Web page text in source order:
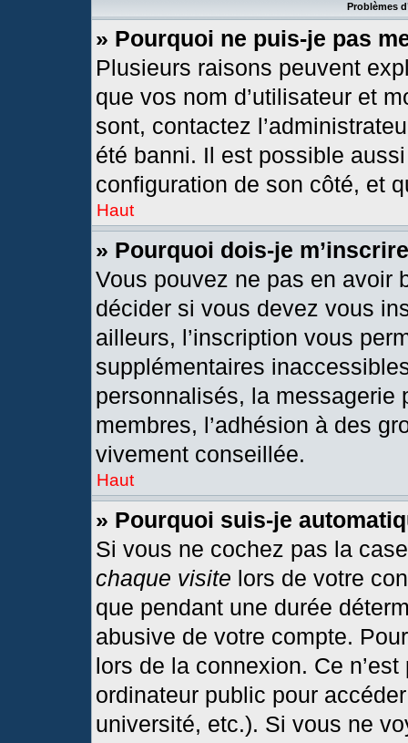
Problèmes
» Pourquoi ne puis-je pas
Plusieurs raisons peuvent
que vos nom d’utilisateur et
sont, contactez
été banni. Il est possible
configuration de son côté, et
Haut
» Pourquoi dois-je
Vous pouvez ne pas en avoir
décider si vous devez vous
ailleurs, l’inscription vous
supplémentaires
personnalisés, la messagerie
membres, l’adhésion à des
vivement conseillée.
Haut
» Pourquoi suis-je
Si vous ne cochez pas la
chaque visite lors de votre
que pendant une durée
abusive de votre compte.
lors de la connexion. Ce
ordinateur public pour
université, etc.). Si vous ne